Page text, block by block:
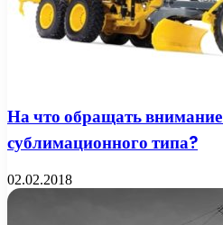
На что обращать
сублимационного типа?
02.02.2018